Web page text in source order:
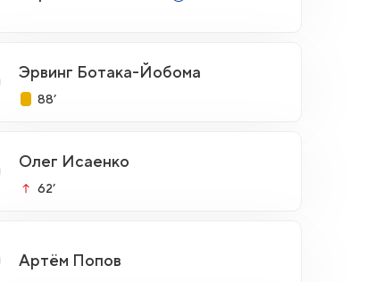
Эрвинг Ботака-Йобома
88’
Олег Исаенко
62’
Артём Попов